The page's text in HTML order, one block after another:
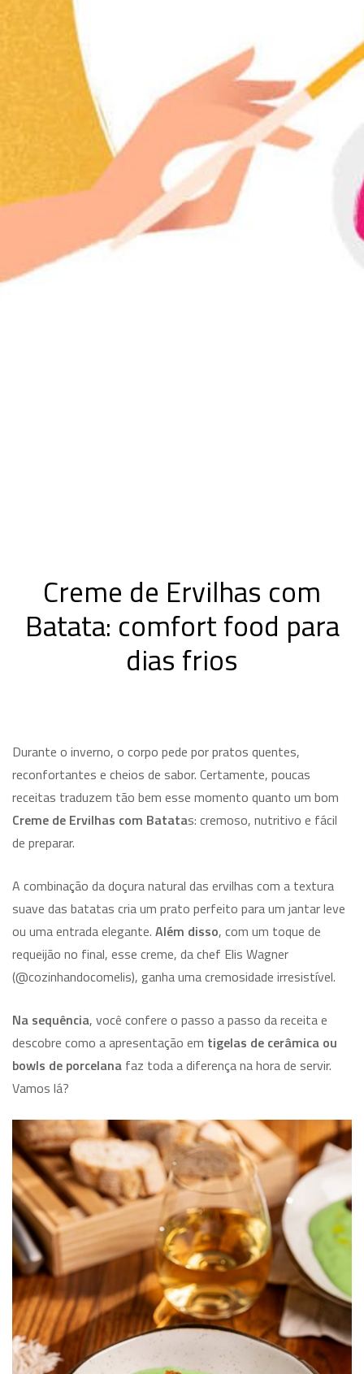
Creme de Ervilhas com
Batata: comfort food para
dias frios
Durante o inverno, o corpo pede por pratos quentes,
reconfortantes e cheios de sabor. Certamente, poucas
receitas traduzem tão bem esse momento quanto um bom
Creme de Ervilhas com Batatas: cremoso, nutritivo e fácil
de preparar.
A combinação da doçura natural das ervilhas com a textura
suave das batatas cria um prato perfeito para um jantar leve
ou uma entrada elegante. Além disso, com um toque de
requeijão no final, esse creme, da chef Elis Wagner
(@cozinhandocomelis), ganha uma cremosidade irresistível.
Na sequência, você confere o passo a passo da receita e
descobre como a apresentação em tigelas de cerâmica ou
bowls de porcelana faz toda a diferença na hora de servir.
Vamos lá?